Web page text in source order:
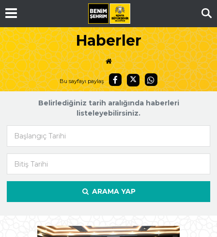
Haberler
Bu sayfayı paylaş
Belirlediğiniz tarih aralığında haberleri
listeleyebilirsiniz.
ARAMA YAP